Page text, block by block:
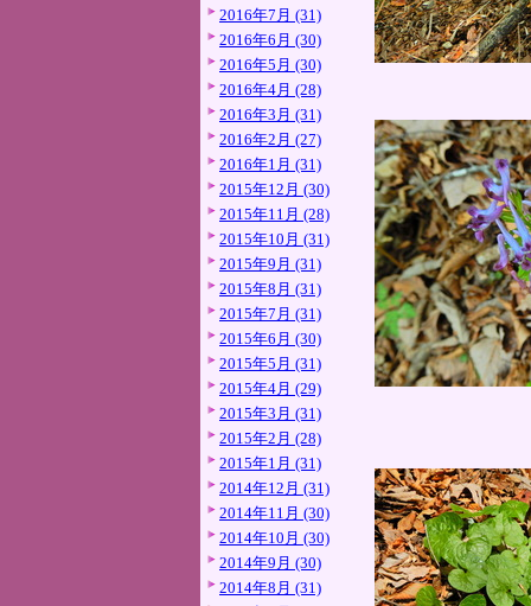
2016年7月 (31)
2016年6月 (30)
2016年5月 (30)
2016年4月 (28)
2016年3月 (31)
2016年2月 (27)
2016年1月 (31)
2015年12月 (30)
2015年11月 (28)
2015年10月 (31)
2015年9月 (31)
2015年8月 (31)
2015年7月 (31)
2015年6月 (30)
2015年5月 (31)
2015年4月 (29)
2015年3月 (31)
2015年2月 (28)
2015年1月 (31)
2014年12月 (31)
2014年11月 (30)
2014年10月 (30)
2014年9月 (30)
2014年8月 (31)